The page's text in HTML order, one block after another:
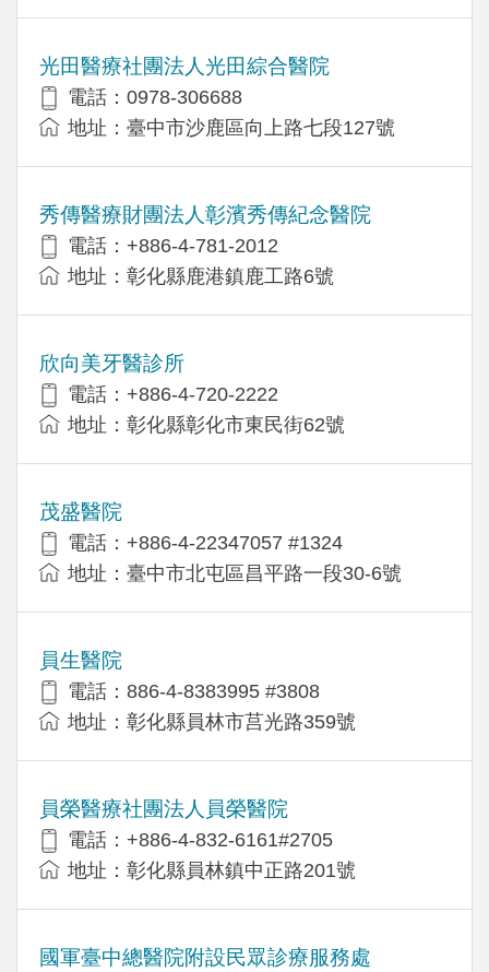
光田醫療社團法人光田綜合醫院
電話：0978-306688
地址：臺中市沙鹿區向上路七段127號
秀傳醫療財團法人彰濱秀傳紀念醫院
電話：+886-4-781-2012
地址：彰化縣鹿港鎮鹿工路6號
欣向美牙醫診所
電話：+886-4-720-2222
地址：彰化縣彰化市東民街62號
茂盛醫院
電話：+886-4-22347057 #1324
地址：臺中市北屯區昌平路一段30-6號
員生醫院
電話：886-4-8383995 #3808
地址：彰化縣員林市莒光路359號
員榮醫療社團法人員榮醫院
電話：+886-4-832-6161#2705
地址：彰化縣員林鎮中正路201號
國軍臺中總醫院附設民眾診療服務處